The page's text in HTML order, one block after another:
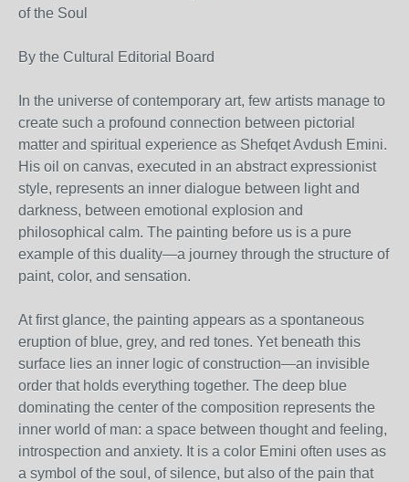
of the Soul
By the Cultural Editorial Board
In the universe of contemporary art, few artists manage to
create such a profound connection between pictorial
matter and spiritual experience as Shefqet Avdush Emini.
His oil on canvas, executed in an abstract expressionist
style, represents an inner dialogue between light and
darkness, between emotional explosion and
philosophical calm. The painting before us is a pure
example of this duality—a journey through the structure of
paint, color, and sensation.
At first glance, the painting appears as a spontaneous
eruption of blue, grey, and red tones. Yet beneath this
surface lies an inner logic of construction—an invisible
order that holds everything together. The deep blue
dominating the center of the composition represents the
inner world of man: a space between thought and feeling,
introspection and anxiety. It is a color Emini often uses as
a symbol of the soul, of silence, but also of the pain that